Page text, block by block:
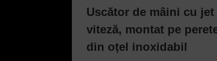
Uscător de mâini cu jet
viteză, montat pe
din oțel inoxidabil